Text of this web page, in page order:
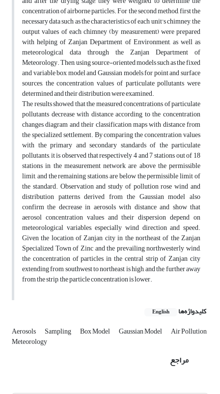
concentration of airborne particles. For the second method, first the
necessary data such as the characteristics of each unit's chimney, the
output values of each chimney (by measurement) were prepared
with helping of Zanjan Department of Environment, as well as
meteorological data through the Zanjan Department of
Meteorology. Then, using source-oriented models such as the fixed
and variable box model and Gaussian models for point and surface
sources, the concentration values of particulate pollutants were
determined and their distribution were examined.
The results showed that the measured concentrations of particulate
pollutants decrease with distance according to the concentration
changes diagram and their classification maps with distance from
the specialized settlement. By comparing the concentration values
with the primary and secondary standards of the particulate
pollutants, it is observed that respectively 4 and 7 stations out of 18
stations in the measurement network are above the permissible
limit, and the remaining stations are below the permissible limit of
the standard. Observation and study of pollution rose wind and
distribution patterns derived from the Gaussian model also
confirm the decrease in aerosols with distance and show that
aerosol concentration values and their dispersion depend on
meteorological variables, especially wind direction and speed.
Given the location of Zanjan city in the northeast of the Zanjan
Specialized Town of Zincand the prevailing northwesterly wind,
the concentration of particles in the central strip of Zanjan city
extending from southwest to northeast is high, and the further away
from the strip, the particle concentration is lower.
کلیدواژه‌ها English
Aerosols Sampling Box Model Gaussian Model Air Pollution
Meteorology
مراجع